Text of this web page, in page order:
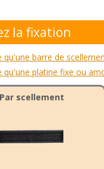
la fixation
qu'une barre de
qu'une platine fixe ou
Par scellement